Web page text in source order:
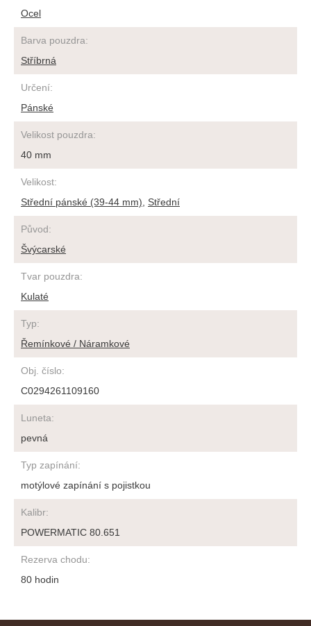
Ocel
Barva pouzdra:
Stříbrná
Určení:
Pánské
Velikost pouzdra:
40 mm
Velikost:
Střední pánské (39-44 mm)
Střední
Původ:
Švýcarské
Tvar pouzdra:
Kulaté
Typ:
Řemínkové / Náramkové
Obj. číslo:
C0294261109160
Luneta:
pevná
Typ zapínání:
motýlové zapínání s pojistkou
Kalibr:
POWERMATIC 80.651
Rezerva chodu:
80 hodin